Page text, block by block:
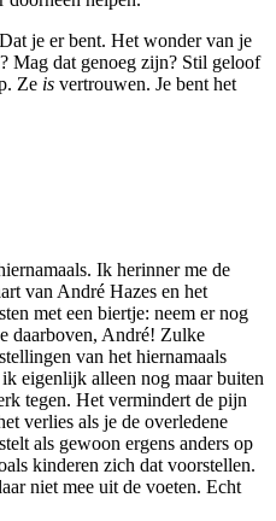
je er bent. Het wonder van je
Mag dat genoeg zijn? Stil geloof
Ze is vertrouwen. Je bent het
Ik herinner me de
van André Hazes en het
met een biertje: neem er nog
daarboven, André! Zulke
van het hiernamaals
eigenlijk alleen nog maar buiten
tegen. Het vermindert de pijn
verlies als je de overledene
als gewoon ergens anders op
kinderen zich dat voorstellen.
niet mee uit de voeten. Echt